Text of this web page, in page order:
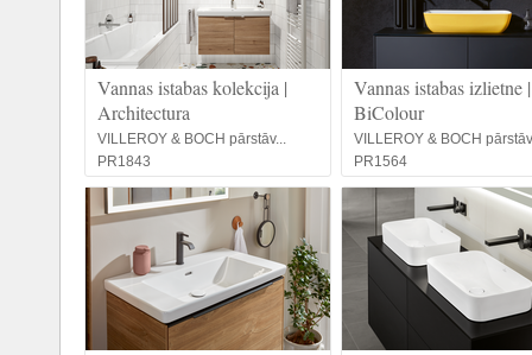
Vannas istabas kolekcija |
Architectura
VILLEROY & BOCH pārstāv...
PR1843
Vannas istabas izlietne
BiColour
VILLEROY & BOCH
PR1564